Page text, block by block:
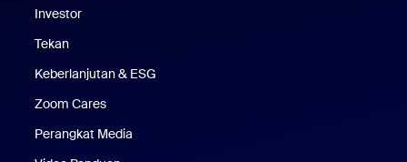
Investor
Tekan
Keberlanjutan & ESG
Zoom Cares
Perangkat Media